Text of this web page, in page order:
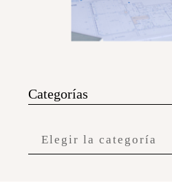
Categorías